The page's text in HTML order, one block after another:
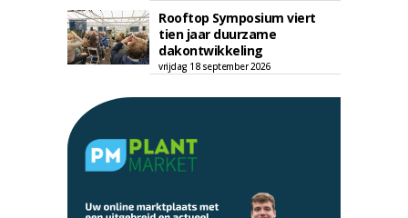
Rooftop Symposium viert
tien jaar duurzame
dakontwikkeling
vrijdag 18 september 2026